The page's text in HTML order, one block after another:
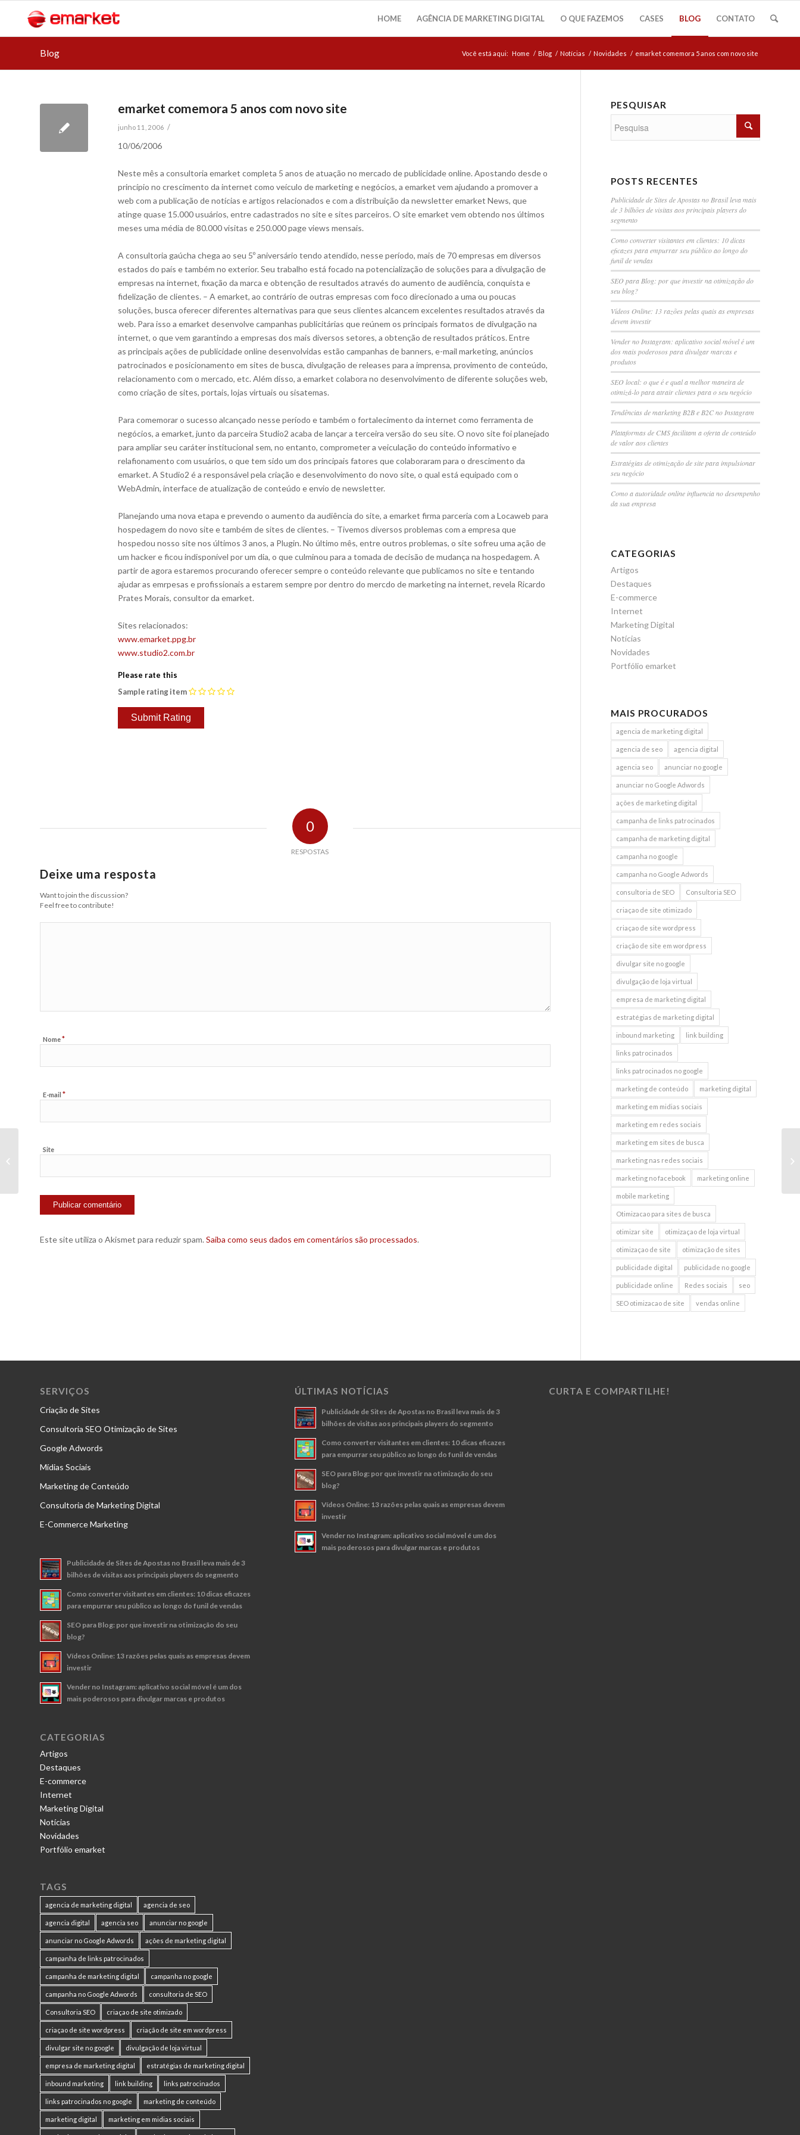
HOME AGÊNCIA DE MARKETING DIGITAL O QUE FAZEMOS CASES BLOG CONTATO
Blog Você está aqui: Home / Blog / Notícias / Novidades / emarket comemora 5 anos com novo site
emarket comemora 5 anos com novo site
junho 11, 2006 /
10/06/2006
Neste mês a consultoria emarket completa 5 anos de atuação no mercado de publicidade online. Apostando desde o
princípio no crescimento da internet como veículo de marketing e negócios, a emarket vem ajudando a promover a
web com a publicação de notícias e artigos relacionados e com a distribuição da newsletter emarket News, que
atinge quase 15.000 usuários, entre cadastrados no site e sites parceiros. O site emarket vem obtendo nos últimos
meses uma média de 80.000 visitas e 250.000 page views mensais.
A consultoria gaúcha chega ao seu 5º aniversário tendo atendido, nesse período, mais de 70 empresas em diversos
estados do país e também no exterior. Seu trabalho está focado na potencialização de soluções para a divulgação de
empresas na internet, fixação da marca e obtenção de resultados através do aumento de audiência, conquista e
fidelização de clientes. – A emarket, ao contrário de outras empresas com foco direcionado a uma ou poucas
soluções, busca oferecer diferentes alternativas para que seus clientes alcancem excelentes resultados através da
web. Para isso a emarket desenvolve campanhas publicitárias que reúnem os principais formatos de divulgação na
internet, o que vem garantindo a empresas dos mais diversos setores, a obtenção de resultados práticos. Entre
as principais ações de publicidade online desenvolvidas estão campanhas de banners, e-mail marketing, anúncios
patrocinados e posicionamento em sites de busca, divulgação de releases para a imprensa, provimento de conteúdo,
relacionamento com o mercado, etc. Além disso, a emarket colabora no desenvolvimento de diferente soluções web,
como criação de sites, portais, lojas virtuais ou sisatemas.
Para comemorar o sucesso alcançado nesse período e também o fortalecimento da internet como ferramenta de
negócios, a emarket, junto da parceira Studio2 acaba de lançar a terceira versão do seu site. O novo site foi planejado
para ampliar seu caráter institucional sem, no entanto, comprometer a veiculação do conteúdo informativo e
relafionamento com usuários, o que tem sido um dos principais fatores que colaboraram para o drescimento da
emarket. A Studio2 é a responsável pela criação e desenvolvimento do novo site, o qual está equipado com o
WebAdmin, interface de atualização de conteúdo e envio de newsletter.
Planejando uma nova etapa e prevendo o aumento da audiência do site, a emarket firma parceria com a Locaweb para
hospedagem do novo site e também de sites de clientes. – Tivemos diversos problemas com a empresa que
hospedou nosso site nos últimos 3 anos, a Plugin. No último mês, entre outros problemas, o site sofreu uma ação de
um hacker e ficou indisponível por um dia, o que culminou para a tomada de decisão de mudança na hospedagem. A
partir de agora estaremos procurando oferecer sempre o conteúdo relevante que publicamos no site e tentando
ajudar as emrpesas e profissionais a estarem sempre por dentro do mercdo de marketing na internet, revela Ricardo
Prates Morais, consultor da emarket.
Sites relacionados:
www.emarket.ppg.br
www.studio2.com.br
Please rate this
Sample rating item
0
RESPOSTAS
Deixe uma resposta
Want to join the discussion?
Feel free to contribute!
Nome*
E-mail *
Site
Este site utiliza o Akismet para reduzir spam. Saiba como seus dados em comentários são processados.
PESQUISAR
POSTS RECENTES
Publicidade de Sites de Apostas no Brasil leva mais
de 3 bilhões de visitas aos principais players do
segmento
Como converter visitantes em clientes: 10 dicas
eficazes para empurrar seu público ao longo do
funil de vendas
SEO para Blog: por que investir na otimização do
seu blog?
Vídeos Online: 13 razões pelas quais as empresas
devem investir
Vender no Instagram: aplicativo social móvel é um
dos mais poderosos para divulgar marcas e
produtos
SEO local: o que é e qual a melhor maneira de
otimizá-lo para atrair clientes para o seu negócio
Tendências de marketing B2B e B2C no Instagram
Plataformas de CMS facilitam a oferta de conteúdo
de valor aos clientes
Estratégias de otimização de site para impulsionar
seu negócio
Como a autoridade online influencia no desempenho
da sua empresa
CATEGORIAS
Artigos
Destaques
E-commerce
Internet
Marketing Digital
Notícias
Novidades
Portfólio emarket
MAIS PROCURADOS
agencia de marketing digital
agencia de seo agencia digital
agencia seo anunciar no google
anunciar no Google Adwords
ações de marketing digital
campanha de links patrocinados
campanha de marketing digital
campanha no google
campanha no Google Adwords
consultoria de SEO Consultoria SEO
criaçao de site otimizado
criaçao de site wordpress
criação de site em wordpress
divulgar site no google
divulgação de loja virtual
empresa de marketing digital
estratégias de marketing digital
inbound marketing link building
links patrocinados
links patrocinados no google
marketing de conteúdo marketing digital
marketing em midias sociais
marketing em redes sociais
marketing em sites de busca
marketing nas redes sociais
marketing no facebook marketing online
mobile marketing
Otimizacao para sites de busca
otimizar site otimizaçao de loja virtual
otimizaçao de site otimização de sites
publicidade digital publicidade no google
publicidade online Redes sociais seo
SEO otimizacao de site vendas online
SERVIÇOS
Criação de Sites
Consultoria SEO Otimização de Sites
Google Adwords
Mídias Sociais
Marketing de Conteúdo
Consultoria de Marketing Digital
E-Commerce Marketing
Publicidade de Sites de Apostas no Brasil leva mais de 3
bilhões de visitas aos principais players do segmento
Como converter visitantes em clientes: 10 dicas eficazes
para empurrar seu público ao longo do funil de vendas
SEO para Blog: por que investir na otimização do seu
blog?
Vídeos Online: 13 razões pelas quais as empresas devem
investir
Vender no Instagram: aplicativo social móvel é um dos
mais poderosos para divulgar marcas e produtos
CATEGORIAS
Artigos
Destaques
E-commerce
Internet
Marketing Digital
Notícias
Novidades
Portfólio emarket
TAGS
agencia de marketing digital agencia de seo
agencia digital agencia seo anunciar no google
anunciar no Google Adwords ações de marketing digital
campanha de links patrocinados
campanha de marketing digital campanha no google
campanha no Google Adwords consultoria de SEO
Consultoria SEO criaçao de site otimizado
criaçao de site wordpress criação de site em wordpress
divulgar site no google divulgação de loja virtual
empresa de marketing digital estratégias de marketing digital
inbound marketing link building links patrocinados
links patrocinados no google marketing de conteúdo
marketing digital marketing em midias sociais
ÚLTIMAS NOTÍCIAS
Publicidade de Sites de Apostas no Brasil leva mais de 3
bilhões de visitas aos principais players do segmento
Como converter visitantes em clientes: 10 dicas eficazes
para empurrar seu público ao longo do funil de vendas
SEO para Blog: por que investir na otimização do seu
blog?
Vídeos Online: 13 razões pelas quais as empresas devem
investir
Vender no Instagram: aplicativo social móvel é um dos
mais poderosos para divulgar marcas e produtos
CURTA E COMPARTILHE!
Guaraná Antarctica cria blog para